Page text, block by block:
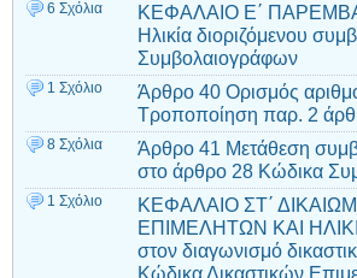
6 Σχόλια
ΚΕΦΑΛΑΙΟ Ε΄
Ηλικία διοριζόμενου
Συμβολαιογράφων
1 Σχόλιο
Άρθρο 40 Ορισμός
Τροποποίηση παρ. 2
8 Σχόλια
Άρθρο 41 Μετάθεση
στο άρθρο 28 Κώδικα
1 Σχόλιο
ΚΕΦΑΛΑΙΟ ΣΤ΄
ΕΠΙΜΕΛΗΤΩΝ ΚΑΙ
στον διαγωνισμό
Κώδικα Δικαστικών